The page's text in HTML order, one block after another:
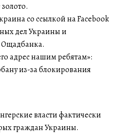
со ссылкой на Facebook
дел Украины и
Ощадбанка.
адрес нашим ребятам»:
из-за блокирования
власти фактически
граждан Украины.